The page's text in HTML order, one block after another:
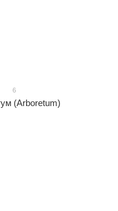
6
(Arboretum)